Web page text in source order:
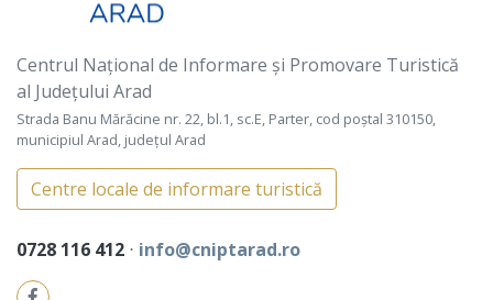
Centrul Național de Informare și Promovare Turistică
al Județului Arad
Strada Banu Mărăcine nr. 22, bl.1, sc.E, Parter, cod poștal 310150,
municipiul Arad, județul Arad
Centre locale de informare turistică
0728 116 412 ⋅ info@cniptarad.ro